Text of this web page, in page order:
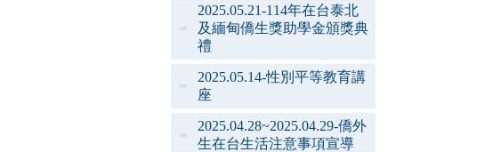
2025.05.21-114年在台泰北
及緬甸僑生獎助學金頒獎典
禮
2025.05.14-性別平等教育講
座
2025.04.28~2025.04.29-僑外
生在台生活注意事項宣導